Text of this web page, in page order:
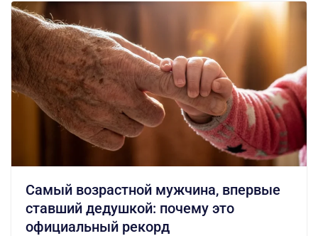
Самый возрастной мужчина, впервые
ставший дедушкой: почему это
официальный рекорд